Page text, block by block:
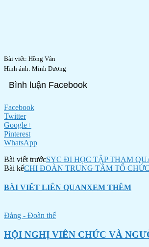
Bài viết: Hồng Vân
Hình ảnh: Minh Dương
Bình luận Facebook
Facebook
Twitter
Google+
Pinterest
WhatsApp
Bài viết trướcSYC ĐI HỌC TẬP THAM
Bài kếCHI ĐOÀN TRUNG TÂM TỔ
BÀI VIẾT LIÊN QUANXEM THÊM
Đảng - Đoàn thể
HỘI NGHỊ VIÊN CHỨC VÀ